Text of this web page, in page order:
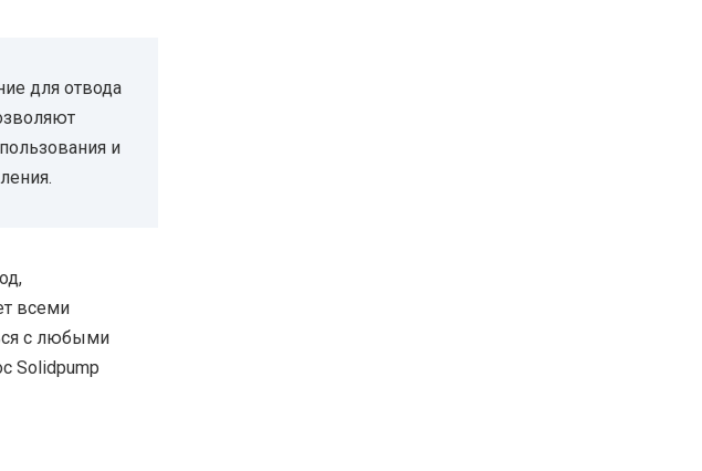
для отвода
и
всеми
с любыми
Solidpump